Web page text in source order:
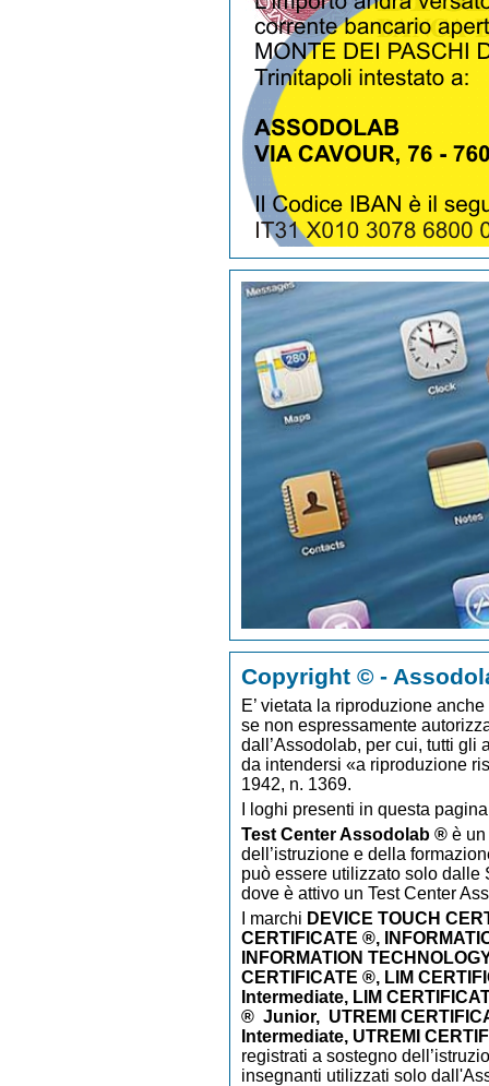
Copyright © -
E’ vietata la riproduzione
se non espressamente
dall’Assodolab, per cui, tutti gli
da intendersi «a riproduzione
1942, n. 1369.
I loghi presenti in questa
Test Center Assodolab ® è
dell’istruzione e della
può essere utilizzato solo dalle
dove è attivo un Test Center
I marchi DEVICE TOUCH
CERTIFICATE ®,
INFORMATION
CERTIFICATE ®, LIM
Intermediate, LIM
® Junior, UTREMI
Intermediate, UTREMI
registrati a sostegno
insegnanti utilizzati solo